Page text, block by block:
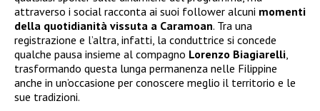
attraverso i social racconta ai suoi follower alcuni momenti
della quotidianità vissuta a Caramoan. Tra una
registrazione e l’altra, infatti, la conduttrice si concede
qualche pausa insieme al compagno Lorenzo Biagiarelli,
trasformando questa lunga permanenza nelle Filippine
anche in un’occasione per conoscere meglio il territorio e le
sue tradizioni.